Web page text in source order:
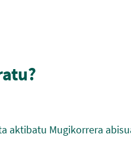
aktibatu Mugikorrera